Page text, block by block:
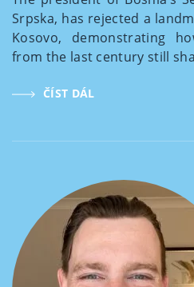
Srpska, has rejected a
Kosovo, demonstrating
from the last century still
ČÍST DÁL